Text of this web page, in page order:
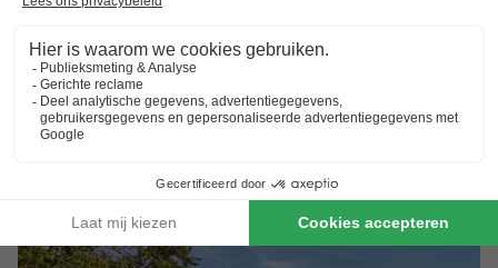
7.4 Goed
Gratis toegang tot het attractiepark
Waterpret in waterpark Aqua Mexicana!
Unieke vakantiehuisjes